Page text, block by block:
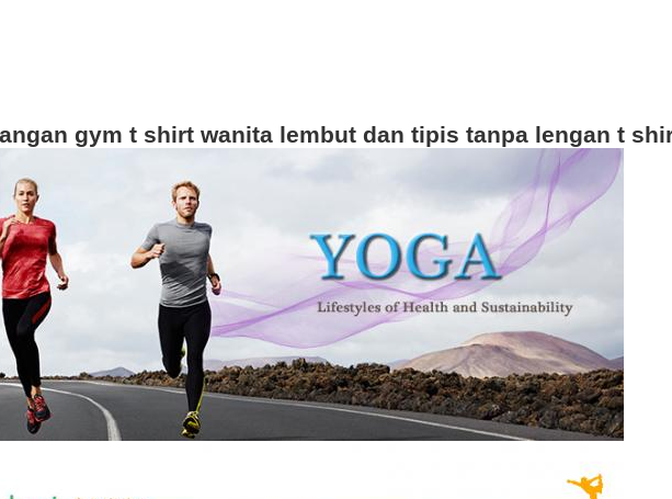
gym t shirt wanita lembut dan tipis tanpa lengan t